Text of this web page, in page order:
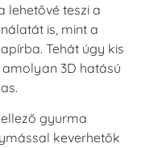
lehetővé teszi a
is, mint a
Tehát úgy kis
3D hatású
gyurma
keverhetők